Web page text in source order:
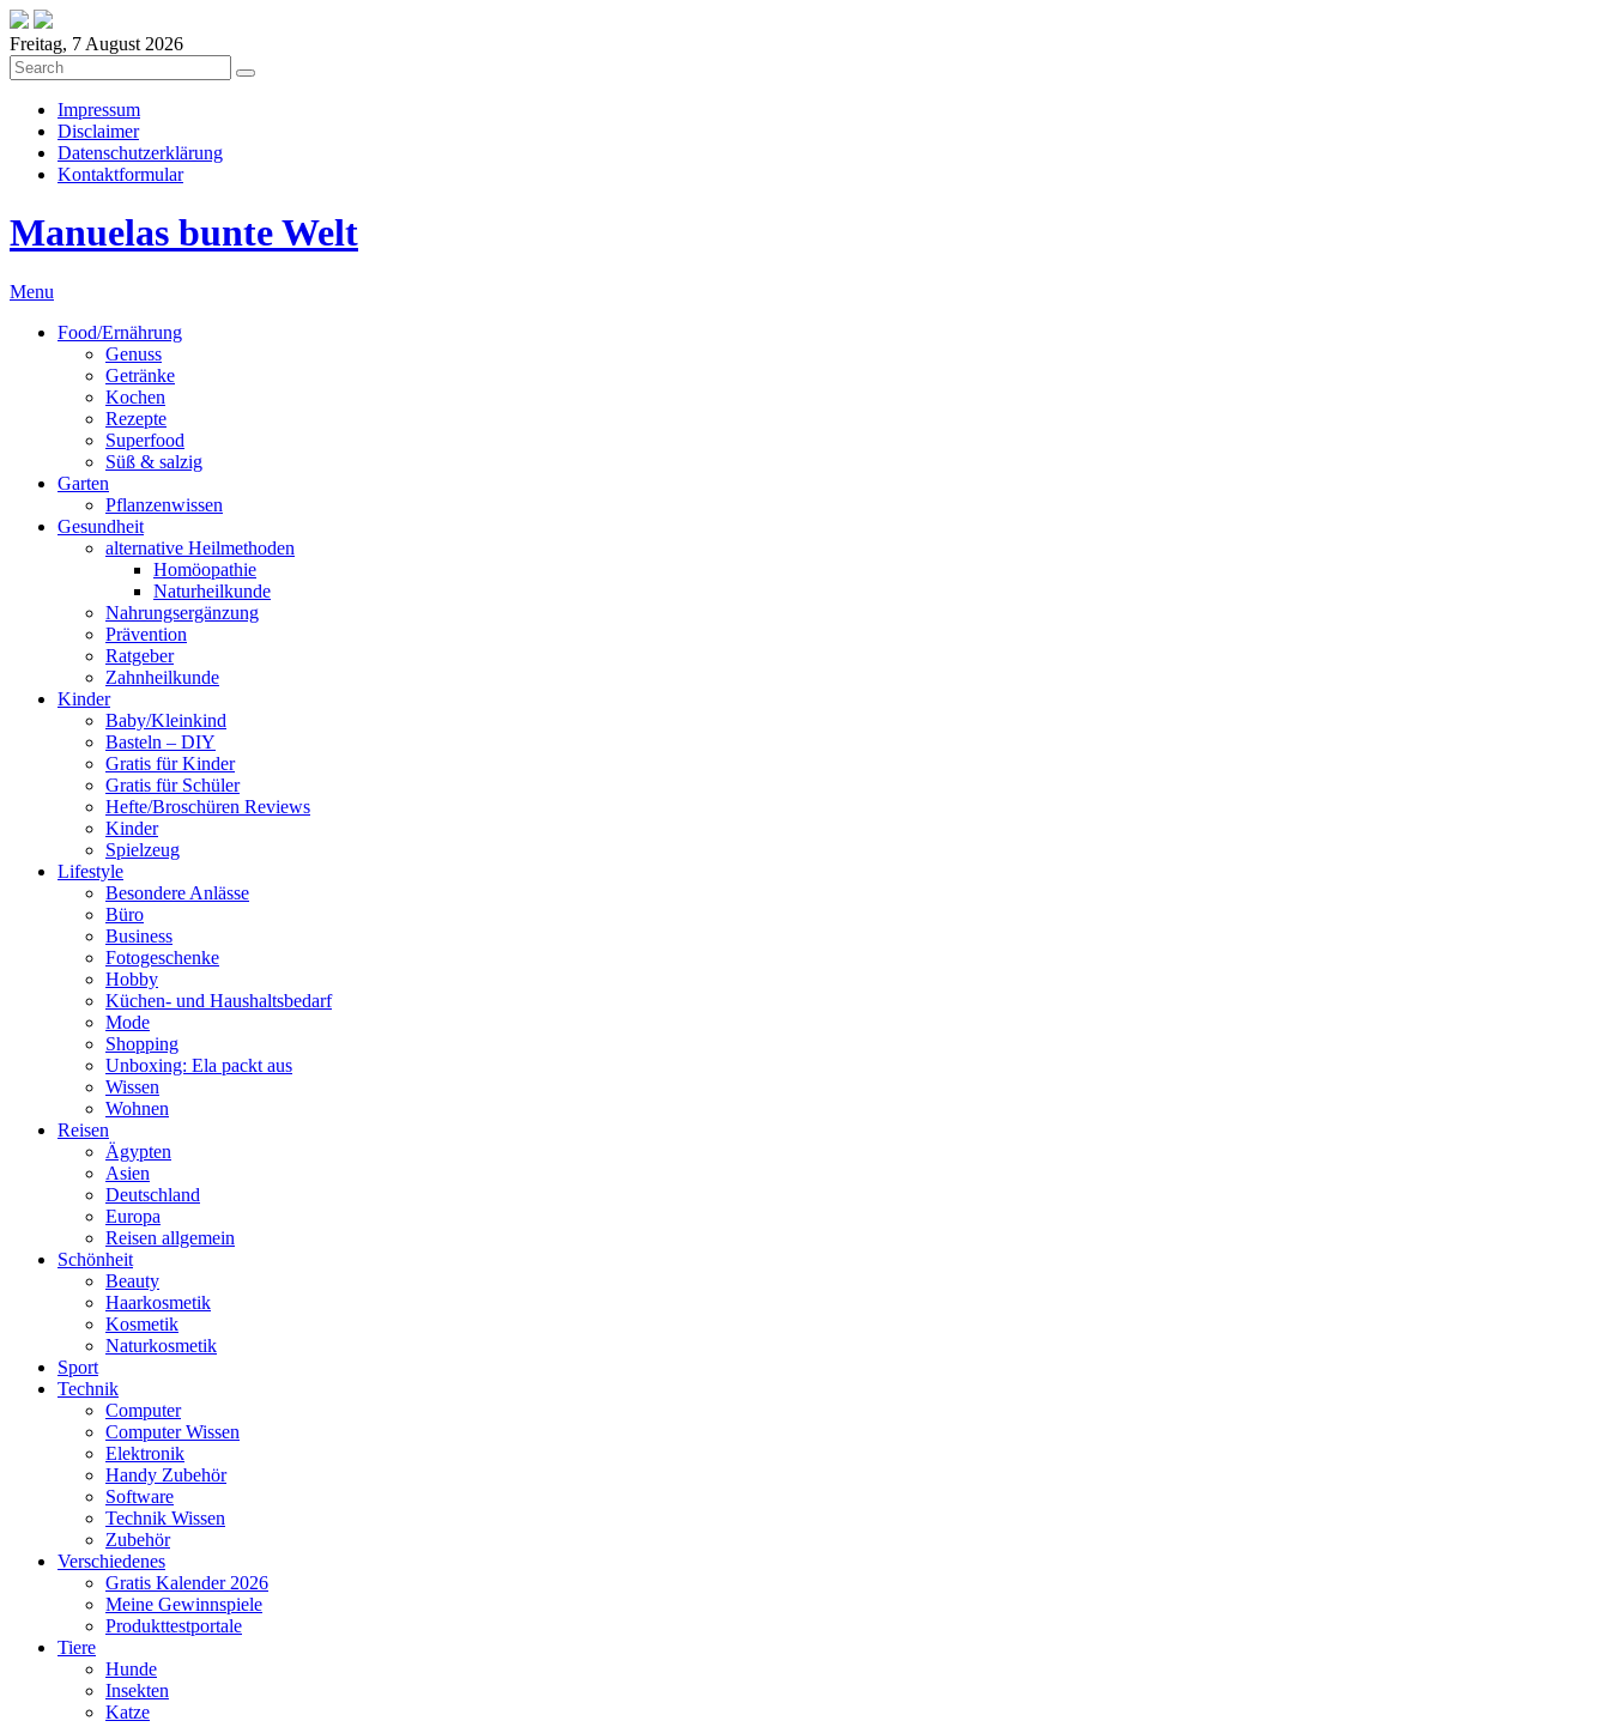
Freitag, 7 August 2026
Impressum
Disclaimer
Datenschutzerklärung
Kontaktformular
Manuelas bunte Welt
Menu
Food/Ernährung
Genuss
Getränke
Kochen
Rezepte
Superfood
Süß & salzig
Garten
Pflanzenwissen
Gesundheit
alternative Heilmethoden
Homöopathie
Naturheilkunde
Nahrungsergänzung
Prävention
Ratgeber
Zahnheilkunde
Kinder
Baby/Kleinkind
Basteln – DIY
Gratis für Kinder
Gratis für Schüler
Hefte/Broschüren Reviews
Kinder
Spielzeug
Lifestyle
Besondere Anlässe
Büro
Business
Fotogeschenke
Hobby
Küchen- und Haushaltsbedarf
Mode
Shopping
Unboxing: Ela packt aus
Wissen
Wohnen
Reisen
Ägypten
Asien
Deutschland
Europa
Reisen allgemein
Schönheit
Beauty
Haarkosmetik
Kosmetik
Naturkosmetik
Sport
Technik
Computer
Computer Wissen
Elektronik
Handy Zubehör
Software
Technik Wissen
Zubehör
Verschiedenes
Gratis Kalender 2026
Meine Gewinnspiele
Produkttestportale
Tiere
Hunde
Insekten
Katze